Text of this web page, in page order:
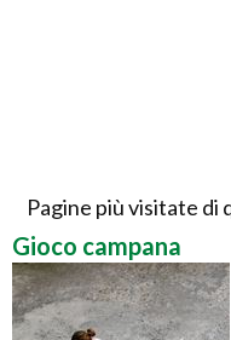
Pagine più visitate di
Gioco campana